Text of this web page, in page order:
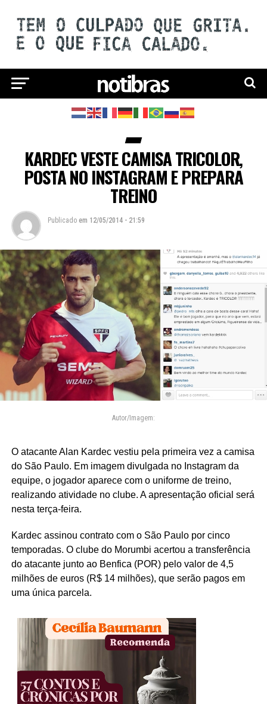
KARDEC VESTE CAMISA TRICOLOR,
POSTA NO INSTAGRAM E PREPARA
TREINO
Publicado em 12/05/2014 - 21:59
Autor/Imagem:
O atacante Alan Kardec vestiu pela primeira vez a camisa
do São Paulo. Em imagem divulgada no Instagram da
equipe, o jogador aparece com o uniforme de treino,
realizando atividade no clube. A apresentação oficial será
nesta terça-feira.
Kardec assinou contrato com o São Paulo por cinco
temporadas. O clube do Morumbi acertou a transferência
do atacante junto ao Benfica (POR) pelo valor de 4,5
milhões de euros (R$ 14 milhões), que serão pagos em
uma única parcela.